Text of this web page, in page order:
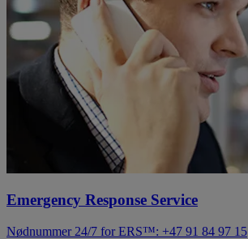
Emergency Response Service
Nødnummer 24/7 for ERS™: +47 91 84 97 15